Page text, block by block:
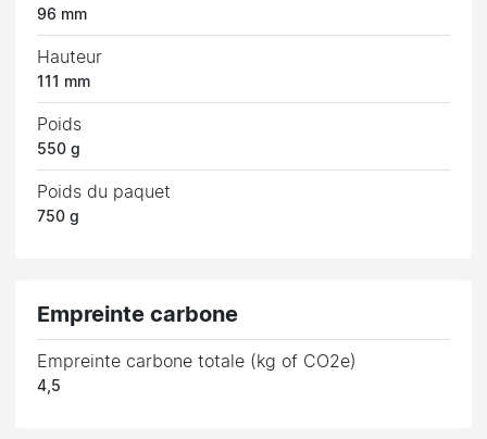
96 mm
Hauteur
111 mm
Poids
550 g
Poids du paquet
750 g
Empreinte carbone
Empreinte carbone totale (kg of CO2e)
4,5